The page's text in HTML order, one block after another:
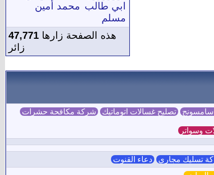
ابي طالب محمد أمين
مسلم
هذه الصفحة زارها 47,771
زائر
سامسونج تصليح غسالات اتوماتيك شركة مكافحة حشرات
وسواتر
تسليك مجاري دعاء القنوت